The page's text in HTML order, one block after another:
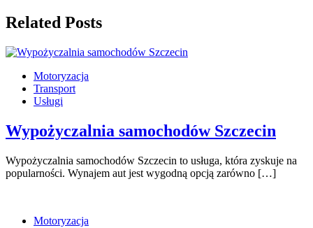
Related Posts
Motoryzacja
Transport
Usługi
Wypożyczalnia samochodów Szczecin
Wypożyczalnia samochodów Szczecin to usługa, która zyskuje na
popularności. Wynajem aut jest wygodną opcją zarówno […]
Motoryzacja